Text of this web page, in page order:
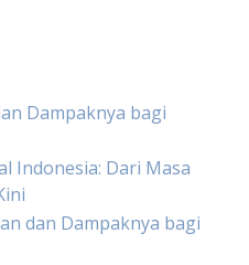
Dampaknya bagi
Indonesia: Dari Masa
dan Dampaknya bagi